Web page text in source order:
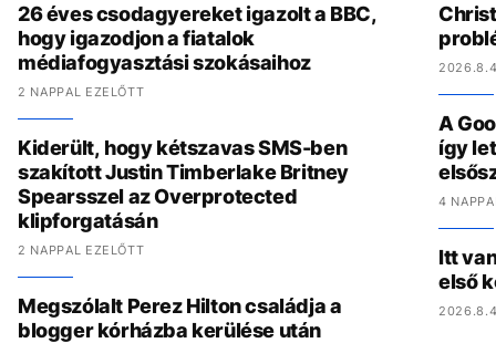
26 éves csodagyereket igazolt a BBC,
hogy igazodjon a fiatalok
médiafogyasztási szokásaihoz
2 NAPPAL EZELŐTT
Kiderült, hogy kétszavas SMS-ben
szakított Justin Timberlake Britney
Spearsszel az Overprotected
klipforgatásán
2 NAPPAL EZELŐTT
Megszólalt Perez Hilton családja a
blogger kórházba kerülése után
A
így
4
Itt
első